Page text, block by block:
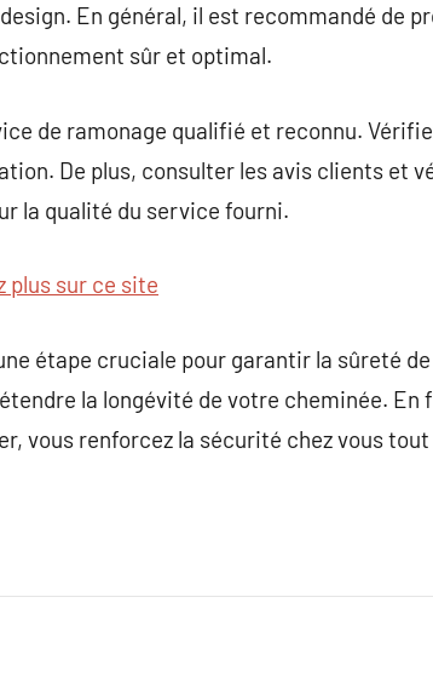
En général, il est recommandé de
sûr et optimal.
de ramonage qualifié et reconnu.
De plus, consulter les avis clients et
la qualité du service fourni.
plus sur ce site
étape cruciale pour garantir la sûreté
la longévité de votre cheminée. En
vous renforcez la sécurité chez vous